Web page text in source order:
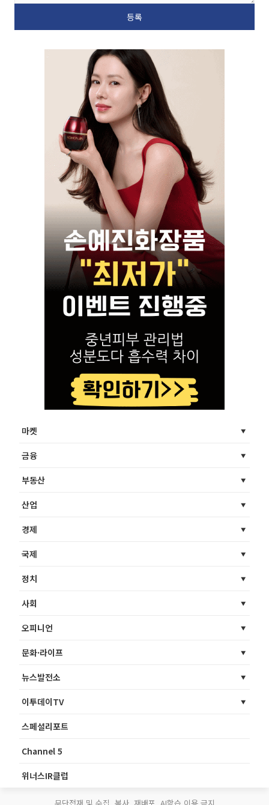
마켓
금융
부동산
산업
경제
국제
정치
사회
오피니언
문화·라이프
뉴스발전소
이투데이TV
스페셜리포트
Channel 5
위너스IR클럽